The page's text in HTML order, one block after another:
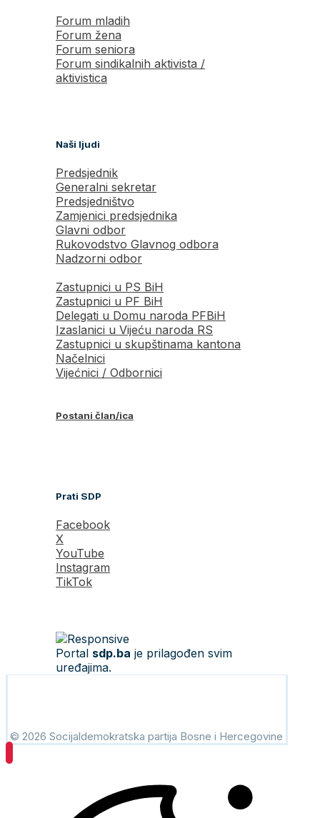
Forum mladih
Forum žena
Forum seniora
Forum sindikalnih aktivista /
aktivistica
Naši ljudi
Predsjednik
Generalni sekretar
Predsjedništvo
Zamjenici predsjednika
Glavni odbor
Rukovodstvo Glavnog odbora
Nadzorni odbor
Zastupnici u PS BiH
Zastupnici u PF BiH
Delegati u Domu naroda PFBiH
Izaslanici u Vijeću naroda RS
Zastupnici u skupštinama kantona
Načelnici
Vijećnici / Odbornici
Postani član/ica
Prati SDP
Facebook
X
YouTube
Instagram
TikTok
Portal sdp.ba je prilagođen svim
uređajima.
© 2026 Socijaldemokratska partija Bosne i Hercegovine